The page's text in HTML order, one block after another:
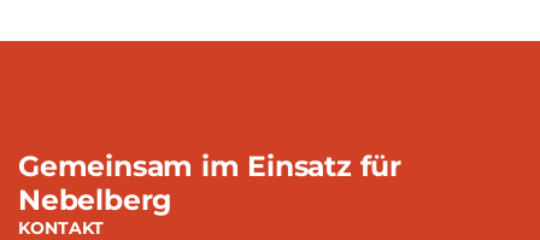
Gemeinsam im Einsatz für
Nebelberg
KONTAKT